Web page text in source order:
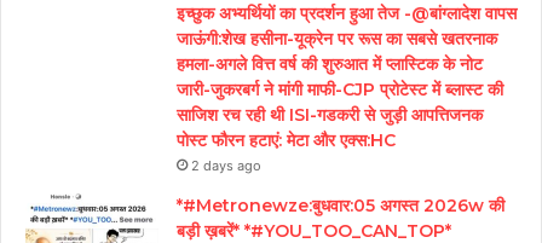
इच्छुक अभ्यर्थियों का प्रदर्शन हुआ तेज -@बांग्लादेश वापस
जाऊंगी:शेख हसीना-यूक्रेन पर रूस का सबसे खतरनाक
हमला-अगले वित्त वर्ष की शुरुआत में प्लास्टिक के नोट
जारी-जुकरबर्ग ने मांगी माफी-CJP प्रोटेस्ट में ब्लास्ट की
साजिश रच रही थी ISI-गडकरी से जुड़ी आपत्तिजनक
पोस्ट फौरन हटाएं: मेटा और एक्स:HC
2 days ago
*#Metronewze:बुधवार:05 अगस्त 2026w की
बड़ी ख़बरें* *#YOU_TOO_CAN_TOP*